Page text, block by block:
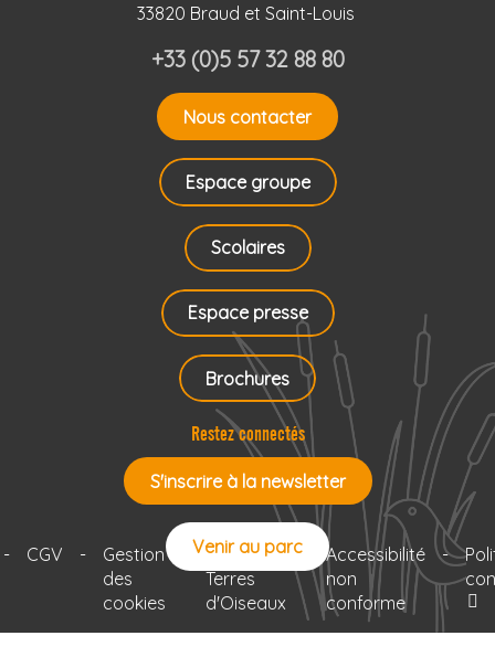
33820 Braud et Saint-Louis
+33 (0)5 57 32 88 80
Nous contacter
Espace groupe
Scolaires
Espace presse
Brochures
Restez connectés
S'inscrire à la newsletter
Venir au parc
- CGV -
Gestion
des
cookies
Le projet
Terres
d'Oiseaux
Accessibilité
non
conforme
-